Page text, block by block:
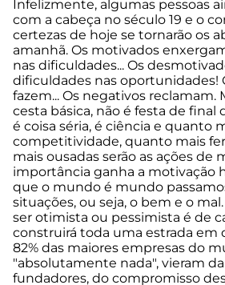
Infelizmente, algumas pessoas
com a cabeça no século 19 e o
certezas de hoje se tornarão os
amanhã. Os motivados
nas dificuldades... Os
dificuldades nas oportunidades!
fazem... Os negativos reclamam.
cesta básica, não é festa de final
é coisa séria, é ciência e quanto
competitividade, quanto mais
mais ousadas serão as ações de
importância ganha a motivação
que o mundo é mundo
situações, ou seja, o bem e o
ser otimista ou pessimista é de
construirá toda uma estrada em
82% das maiores empresas do
"absolutamente nada", vieram
fundadores, do compromisso